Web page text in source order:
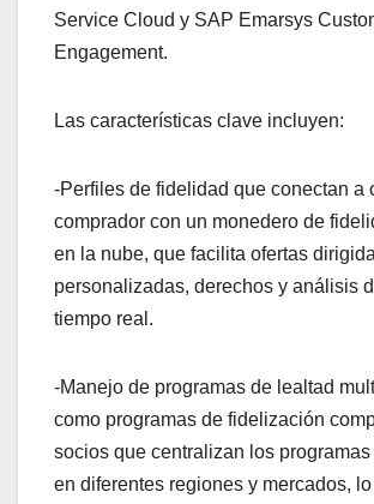
Service Cloud y SAP Emarsys
Engagement.
Las características clave incluyen:
-Perfiles de fidelidad que conectan a
comprador con un monedero de
en la nube, que facilita ofertas
personalizadas, derechos y análisis
tiempo real.
-Manejo de programas de lealtad
como programas de fidelización
socios que centralizan los
en diferentes regiones y mercados,